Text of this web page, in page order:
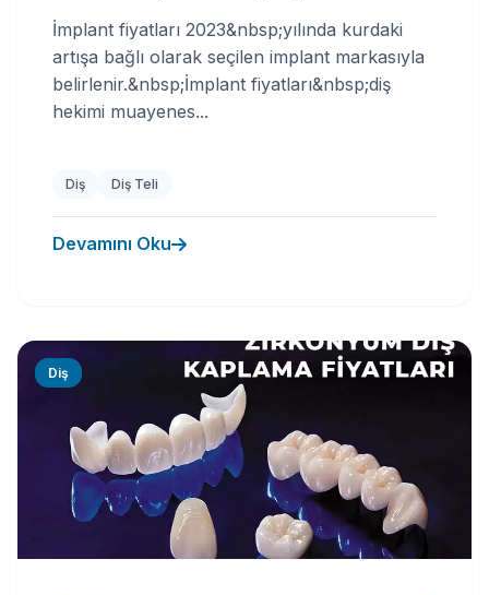
İmplant fiyatları 2023&nbsp;yılında kurdaki
artışa bağlı olarak seçilen implant markasıyla
belirlenir.&nbsp;İmplant fiyatları&nbsp;diş
hekimi muayenes...
Diş Diş Teli
Devamını Oku
Diş